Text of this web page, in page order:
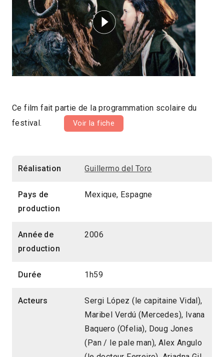
Ce film fait partie de la programmation scolaire du
festival.
Voir la fiche
Réalisation Guillermo del Toro
Pays de
production
Mexique, Espagne
Année de
production
2006
Durée 1h59
Acteurs
Sergi López (le capitaine Vidal),
Maribel Verdú (Mercedes), Ivana
Baquero (Ofelia), Doug Jones
(Pan / le pale man), Alex Angulo